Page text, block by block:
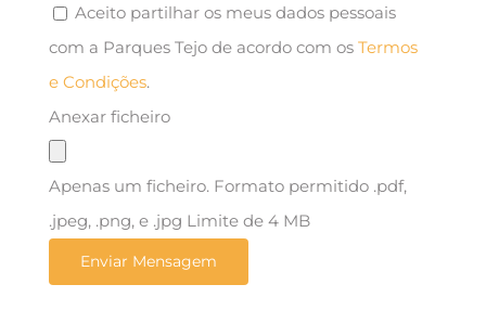
Aceito partilhar os meus dados pessoais
com a Parques Tejo de acordo com os Termos
e Condições.
Anexar ficheiro
Apenas um ficheiro. Formato permitido .pdf,
.jpeg, .png, e .jpg Limite de 4 MB